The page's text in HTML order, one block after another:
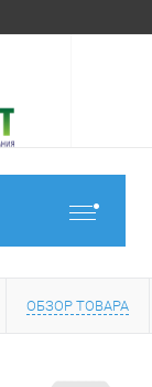
ОБЗОР ТОВАРА